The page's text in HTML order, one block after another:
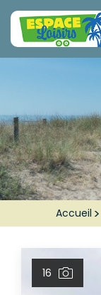
Accueil
16